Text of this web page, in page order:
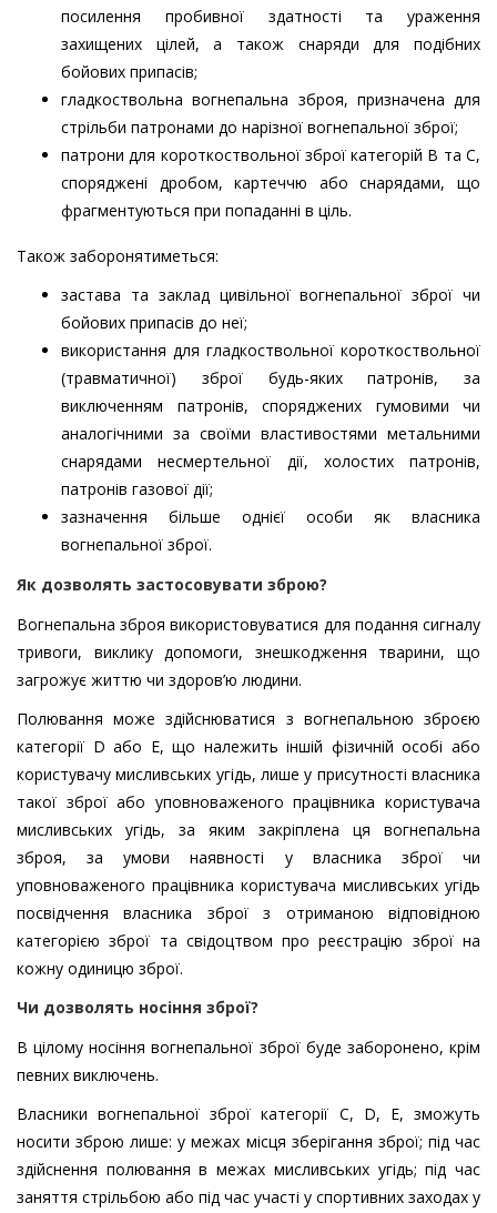
посилення пробивної здатності та ураження
захищених цілей, а також снаряди для подібних
бойових припасів;
гладкоствольна вогнепальна зброя, призначена для
стрільби патронами до нарізної вогнепальної зброї;
патрони для короткоствольної зброї категорій В та С,
споряджені дробом, картеччю або снарядами, що
фрагментуються при попаданні в ціль.
Також заборонятиметься:
застава та заклад цивільної вогнепальної зброї чи
бойових припасів до неї;
використання для гладкоствольної короткоствольної
(травматичної) зброї будь-яких патронів, за
виключенням патронів, споряджених гумовими чи
аналогічними за своїми властивостями метальними
снарядами несмертельної дії, холостих патронів,
патронів газової дії;
зазначення більше однієї особи як власника
вогнепальної зброї.
Як дозволять застосовувати зброю?
Вогнепальна зброя використовуватися для подання сигналу
тривоги, виклику допомоги, знешкодження тварини, що
загрожує життю чи здоров’ю людини.
Полювання може здійснюватися з вогнепальною зброєю
категорії D або E, що належить іншій фізичній особі або
користувачу мисливських угідь, лише у присутності власника
такої зброї або уповноваженого працівника користувача
мисливських угідь, за яким закріплена ця вогнепальна
зброя, за умови наявності у власника зброї чи
уповноваженого працівника користувача мисливських угідь
посвідчення власника зброї з отриманою відповідною
категорією зброї та свідоцтвом про реєстрацію зброї на
кожну одиницю зброї.
Чи дозволять носіння зброї?
В цілому носіння вогнепальної зброї буде заборонено, крім
певних виключень.
Власники вогнепальної зброї категорії С, D, E, зможуть
носити зброю лише: у межах місця зберігання зброї; під час
здійснення полювання в межах мисливських угідь; під час
заняття стрільбою або під час участі у спортивних заходах у